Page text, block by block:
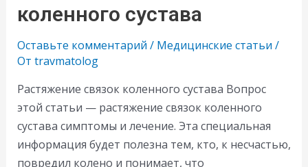
коленного сустава
Оставьте комментарий / Медицинские статьи /
От travmatolog
Растяжение связок коленного сустава Вопрос
этой статьи — растяжение связок коленного
сустава симптомы и лечение. Эта специальная
информация будет полезна тем, кто, к несчастью,
повредил колено и понимает, что